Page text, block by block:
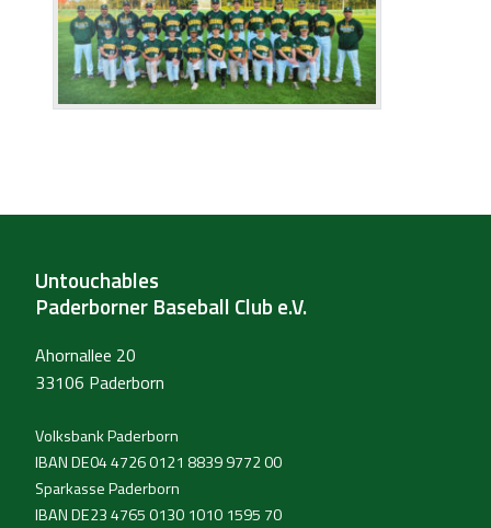
Untouchables
Paderborner Baseball Club e.V.
Ahornallee 20
33106 Paderborn
Volksbank Paderborn
IBAN DE04 4726 0121 8839 9772 00
Sparkasse Paderborn
IBAN DE23 4765 0130 1010 1595 70